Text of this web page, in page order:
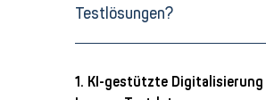
Testlösungen?
1. KI-gestützte